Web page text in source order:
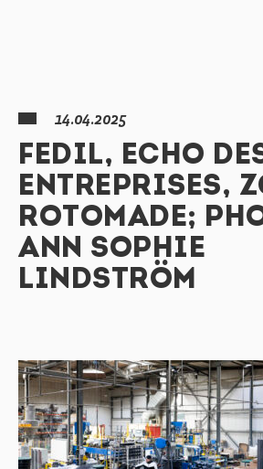
14.04.2025
FEDIL, ECHO
ENTREPRISES,
ROTOMADE;
ANN SOPHIE
LINDSTRÖM